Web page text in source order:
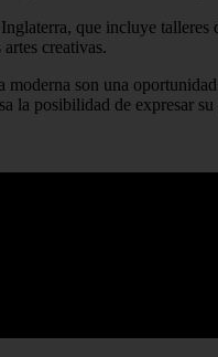
que incluye
creativas.
son una
la posibilidad de